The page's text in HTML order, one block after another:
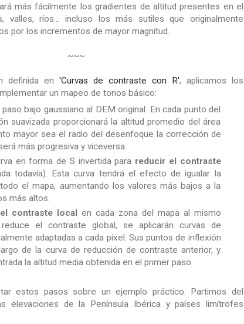
más fácilmente los gradientes de altitud presentes en el
valles, ríos... incluso los más sutiles que originalmente
por los incrementos de mayor magnitud.
~~~
definida en 'Curvas de contraste con R', aplicamos los
un mapeo de tonos básico:
bajo gaussiano al DEM original. En cada punto del
suavizada proporcionará la altitud promedio del área
mayor sea el radio del desenfoque la corrección de
más progresiva y viceversa.
en forma de S invertida para reducir el contraste
todavía). Esta curva tendrá el efecto de igualar la
el mapa, aumentando los valores más bajos a la
más altos.
contraste localen cada zona del mapa al mismo
el contraste global, se aplicarán curvas de
adaptadas a cada píxel. Sus puntos de inflexión
de la curva de reducción de contraste anterior, y
la altitud media obtenida en el primer paso.
estos pasos sobre un ejemplo práctico. Partimos del
elevaciones de la Península Ibérica y países limítrofes